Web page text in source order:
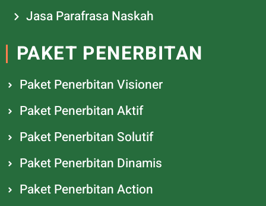
Jasa Parafrasa Naskah
PAKET PENERBITAN
Paket Penerbitan Visioner
Paket Penerbitan Aktif
Paket Penerbitan Solutif
Paket Penerbitan Dinamis
Paket Penerbitan Action